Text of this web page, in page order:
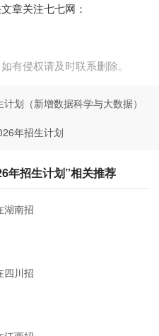
章关注七七网：
有侵权请及时联系删除。
划（新增数据科学与大数据）
年招生计划
年招生计划”相关推荐
湖南招
四川招